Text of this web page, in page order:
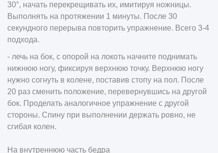
30°, начать перекрещивать их, имитируя ножницы.
Выполнять на протяжении 1 минуты. После 30
секундного перерыва повторить упражнение. Всего 3-4
подхода.
- лечь на бок, с опорой на локоть начните поднимать
нижнюю ногу, фиксируя верхнюю точку. Верхнюю ногу
нужно согнуть в колене, поставив стопу на пол. После
20 раз сменить положение, перевернувшись на другой
бок. Проделать аналогичное упражнение с другой
стороны. Спину при выполнении держать ровно, не
сгибая колен.
На внутреннюю часть бедра